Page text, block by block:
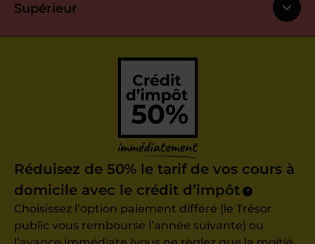
Supérieur
Réduisez de 50% le tarif de vos cours à
domicile avec le crédit d’impôt
?
Choisissez l’option paiement différé (le Trésor
public vous rembourse l’année suivante) ou